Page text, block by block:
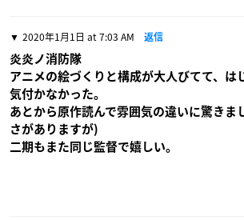
2020年1月1日 at 7:03 AM 返信
炎炎ノ消防隊
アニメの絵づくりと構成が大人びてて、は
気付かなかった。
あとから原作読んで雰囲気の違いに驚きま
さがありますが)
二期もまた同じ監督で嬉しい。